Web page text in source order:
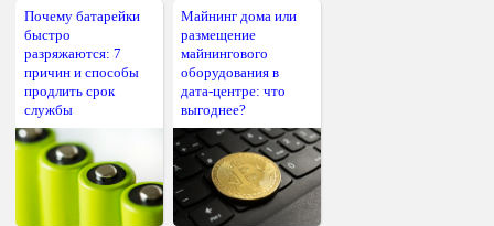
Почему батарейки
быстро
разряжаются: 7
причин и способы
продлить срок
службы
Майнинг дома или
размещение
майнингового
оборудования в
дата-центре: что
выгоднее?